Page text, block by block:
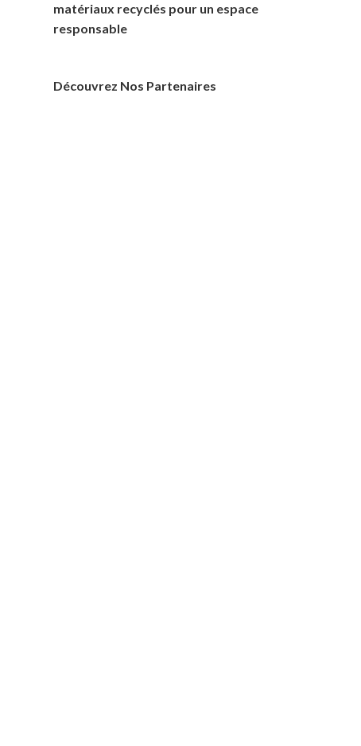
matériaux recyclés pour un espace
responsable
Découvrez Nos Partenaires